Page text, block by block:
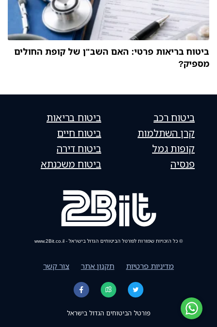
ביטוח בריאות פרטי: האם השב"ן של קופת החולים
מספיק?
ביטוח רכב
קרן השתלמות
קופות גמל
פנסיה
ביטוח בריאות
ביטוח חיים
ביטוח דירה
ביטוח משכנתא
© כל הזכויות שמורות לפורטל הביטוחים הגדול בישראל - www.2Bit.co.il
מדיניות פרטיות תקנון אתר צור קשר
פורטל הביטוחים הגדול בישראל